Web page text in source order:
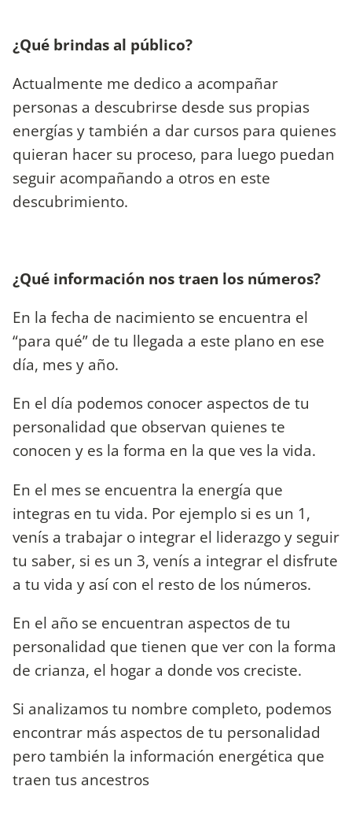
¿Qué brindas al público?
Actualmente me dedico a acompañar
personas a descubrirse desde sus propias
energías y también a dar cursos para quienes
quieran hacer su proceso, para luego puedan
seguir acompañando a otros en este
descubrimiento.
¿Qué información nos traen los números?
En la fecha de nacimiento se encuentra el
“para qué” de tu llegada a este plano en ese
día, mes y año.
En el día podemos conocer aspectos de tu
personalidad que observan quienes te
conocen y es la forma en la que ves la vida.
En el mes se encuentra la energía que
integras en tu vida. Por ejemplo si es un 1,
venís a trabajar o integrar el liderazgo y seguir
tu saber, si es un 3, venís a integrar el disfrute
a tu vida y así con el resto de los números.
En el año se encuentran aspectos de tu
personalidad que tienen que ver con la forma
de crianza, el hogar a donde vos creciste.
Si analizamos tu nombre completo, podemos
encontrar más aspectos de tu personalidad
pero también la información energética que
traen tus ancestros